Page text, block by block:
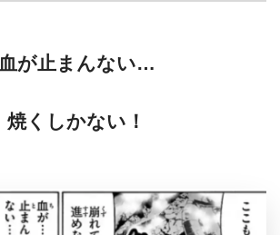
血が止まんない…
焼くしかない！